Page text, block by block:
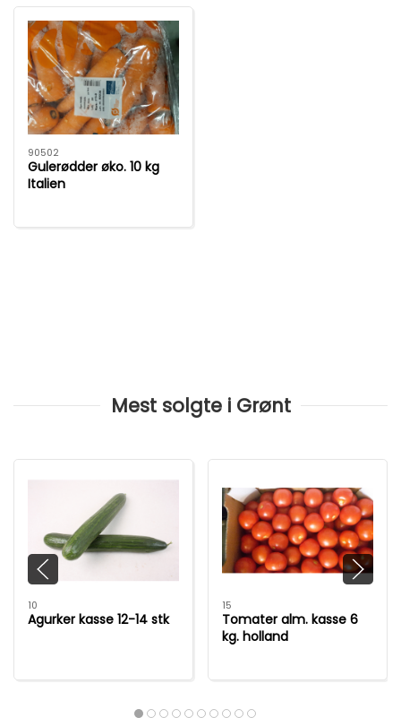
90502
Gulerødder øko. 10 kg
Italien
Mest solgte i Grønt
10
Agurker kasse 12-14 stk
15
Tomater alm. kasse 6
kg. holland